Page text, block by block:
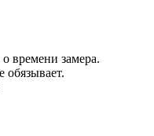
времени замера.
обязывает.